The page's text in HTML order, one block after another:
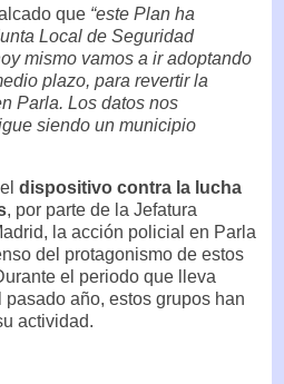
que “este Plan ha
Local de Seguridad
mismo vamos a ir adoptando
plazo, para revertir la
Parla. Los datos nos
siendo un municipio
dispositivo contra la lucha
, por parte de la Jefatura
la acción policial en Parla
del protagonismo de estos
el periodo que lleva
año, estos grupos han
actividad.